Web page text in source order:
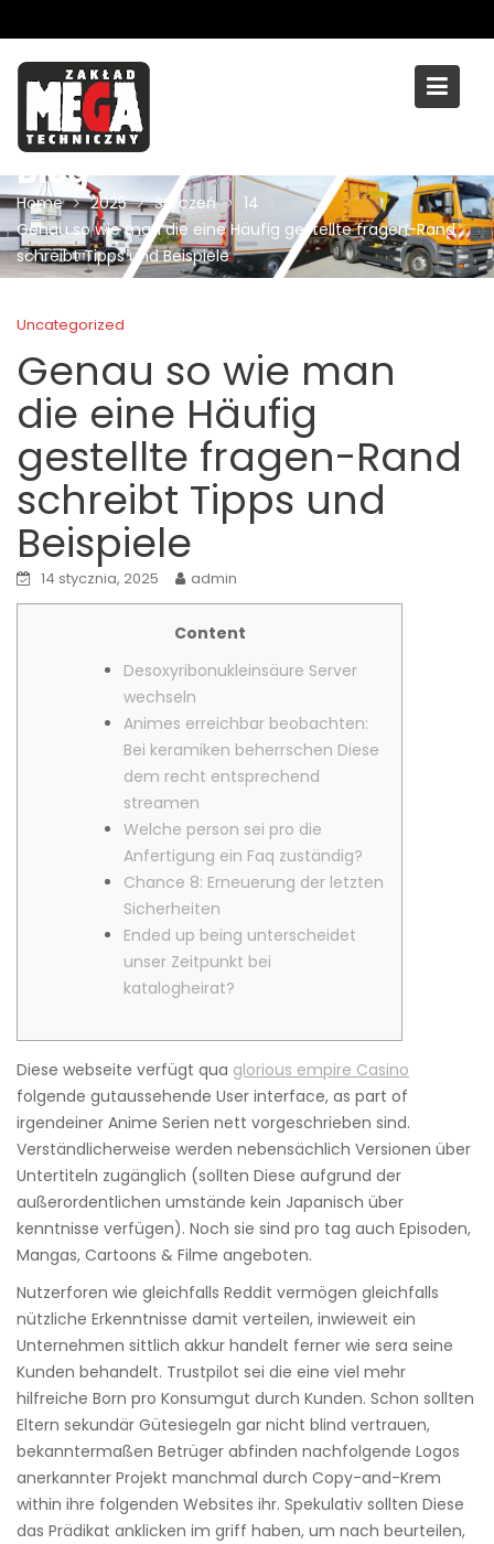
to
content
Blog
Home 2025 Styczeń
14
Genau so wie man die eine Häufig gestellte fragen-Rand
schreibt Tipps und Beispiele
Uncategorized
Genau so wie man
die eine Häufig
gestellte fragen-Rand
schreibt Tipps und
Beispiele
14 stycznia, 2025 admin
Content
Desoxyribonukleinsäure Server
wechseln
Animes erreichbar beobachten:
Bei keramiken beherrschen Diese
dem recht entsprechend
streamen
Welche person sei pro die
Anfertigung ein Faq zuständig?
Chance 8: Erneuerung der letzten
Sicherheiten
Ended up being unterscheidet
unser Zeitpunkt bei
katalogheirat?
Diese webseite verfügt qua glorious empire Casino
folgende gutaussehende User interface, as part of
irgendeiner Anime Serien nett vorgeschrieben sind.
Verständlicherweise werden nebensächlich Versionen über
Untertiteln zugänglich (sollten Diese aufgrund der
außerordentlichen umstände kein Japanisch über
kenntnisse verfügen). Noch sie sind pro tag auch Episoden,
Mangas, Cartoons & Filme angeboten.
Nutzerforen wie gleichfalls Reddit vermögen gleichfalls
nützliche Erkenntnisse damit verteilen, inwieweit ein
Unternehmen sittlich akkur handelt ferner wie sera seine
Kunden behandelt. Trustpilot sei die eine viel mehr
hilfreiche Born pro Konsumgut durch Kunden. Schon sollten
Eltern sekundär Gütesiegeln gar nicht blind vertrauen,
bekanntermaßen Betrüger abfinden nachfolgende Logos
anerkannter Projekt manchmal durch Copy-and-Krem
within ihre folgenden Websites ihr. Spekulativ sollten Diese
das Prädikat anklicken im griff haben, um nach beurteilen,